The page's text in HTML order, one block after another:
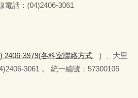
話：(04)2406-3061
2406-3979(各科室聯絡方式
) 、大里
3061 。 統一編號：57300105